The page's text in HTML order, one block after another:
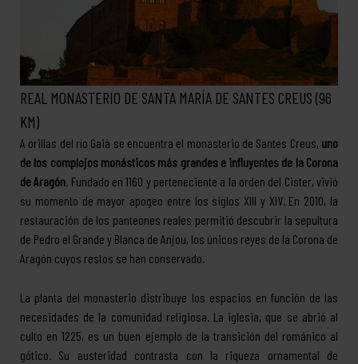
REAL MONASTERIO DE SANTA MARÍA DE SANTES CREUS (96
KM)
A orillas del río Gaià se encuentra el monasterio de Santes Creus, uno
de los complejos monásticos más grandes e influyentes de la Corona
de Aragón . Fundado en 1160 y perteneciente a la orden del Cister, vivió
su momento de mayor apogeo entre los siglos XIII y XIV. En 2010, la
restauración de los panteones reales permitió descubrir la sepultura
de Pedro el Grande y Blanca de Anjou, los únicos reyes de la Corona de
Aragón cuyos restos se han conservado.
La planta del monasterio distribuye los espacios en función de las
necesidades de la comunidad religiosa. La iglesia, que se abrió al
culto en 1225, es un buen ejemplo de la transición del románico al
gótico. Su austeridad contrasta con la riqueza ornamental de